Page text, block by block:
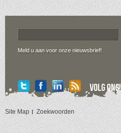
Meld u aan voor onze nieuwsbrief!
Volg ons!
Site Map Zoekwoorden